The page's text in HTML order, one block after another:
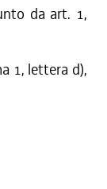
da art. 1,
1, lettera d),